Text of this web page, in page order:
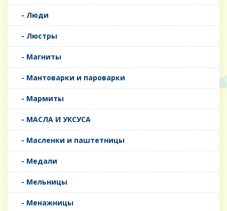
- Люди
- Люстры
- Магниты
- Мантоварки и пароварки
- Мармиты
- МАСЛА И УКСУСА
- Масленки и паштетницы
- Медали
- Мельницы
- Менажницы